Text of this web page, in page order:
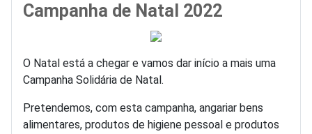
Campanha de Natal 2022
O Natal está a chegar e vamos dar início a mais uma
Campanha Solidária de Natal.
Pretendemos, com esta campanha, angariar bens
alimentares, produtos de higiene pessoal e produtos